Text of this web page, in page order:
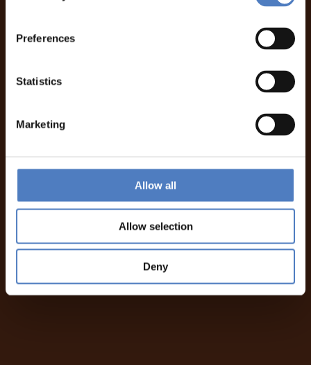
Preferences
Statistics
Marketing
Allow all
Allow selection
Deny